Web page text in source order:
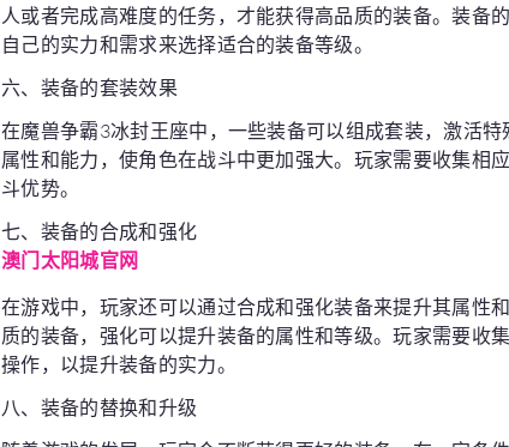
人或者完成高难度的任务，才能获得高品质的装备。装备
自己的实力和需求来选择适合的装备等级。
六、装备的套装效果
在魔兽争霸3冰封王座中，一些装备可以组成套装，激活
属性和能力，使角色在战斗中更加强大。玩家需要收集相
斗优势。
七、装备的合成和强化
澳门太阳城官网
在游戏中，玩家还可以通过合成和强化装备来提升其属性
质的装备，强化可以提升装备的属性和等级。玩家需要收
操作，以提升装备的实力。
八、装备的替换和升级